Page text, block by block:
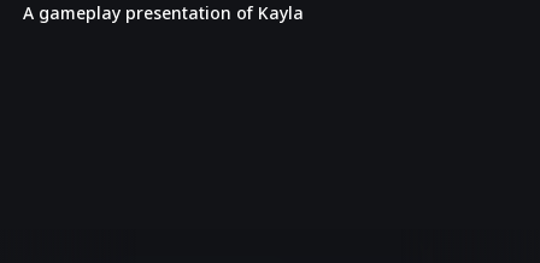
A gameplay presentation of Kayla